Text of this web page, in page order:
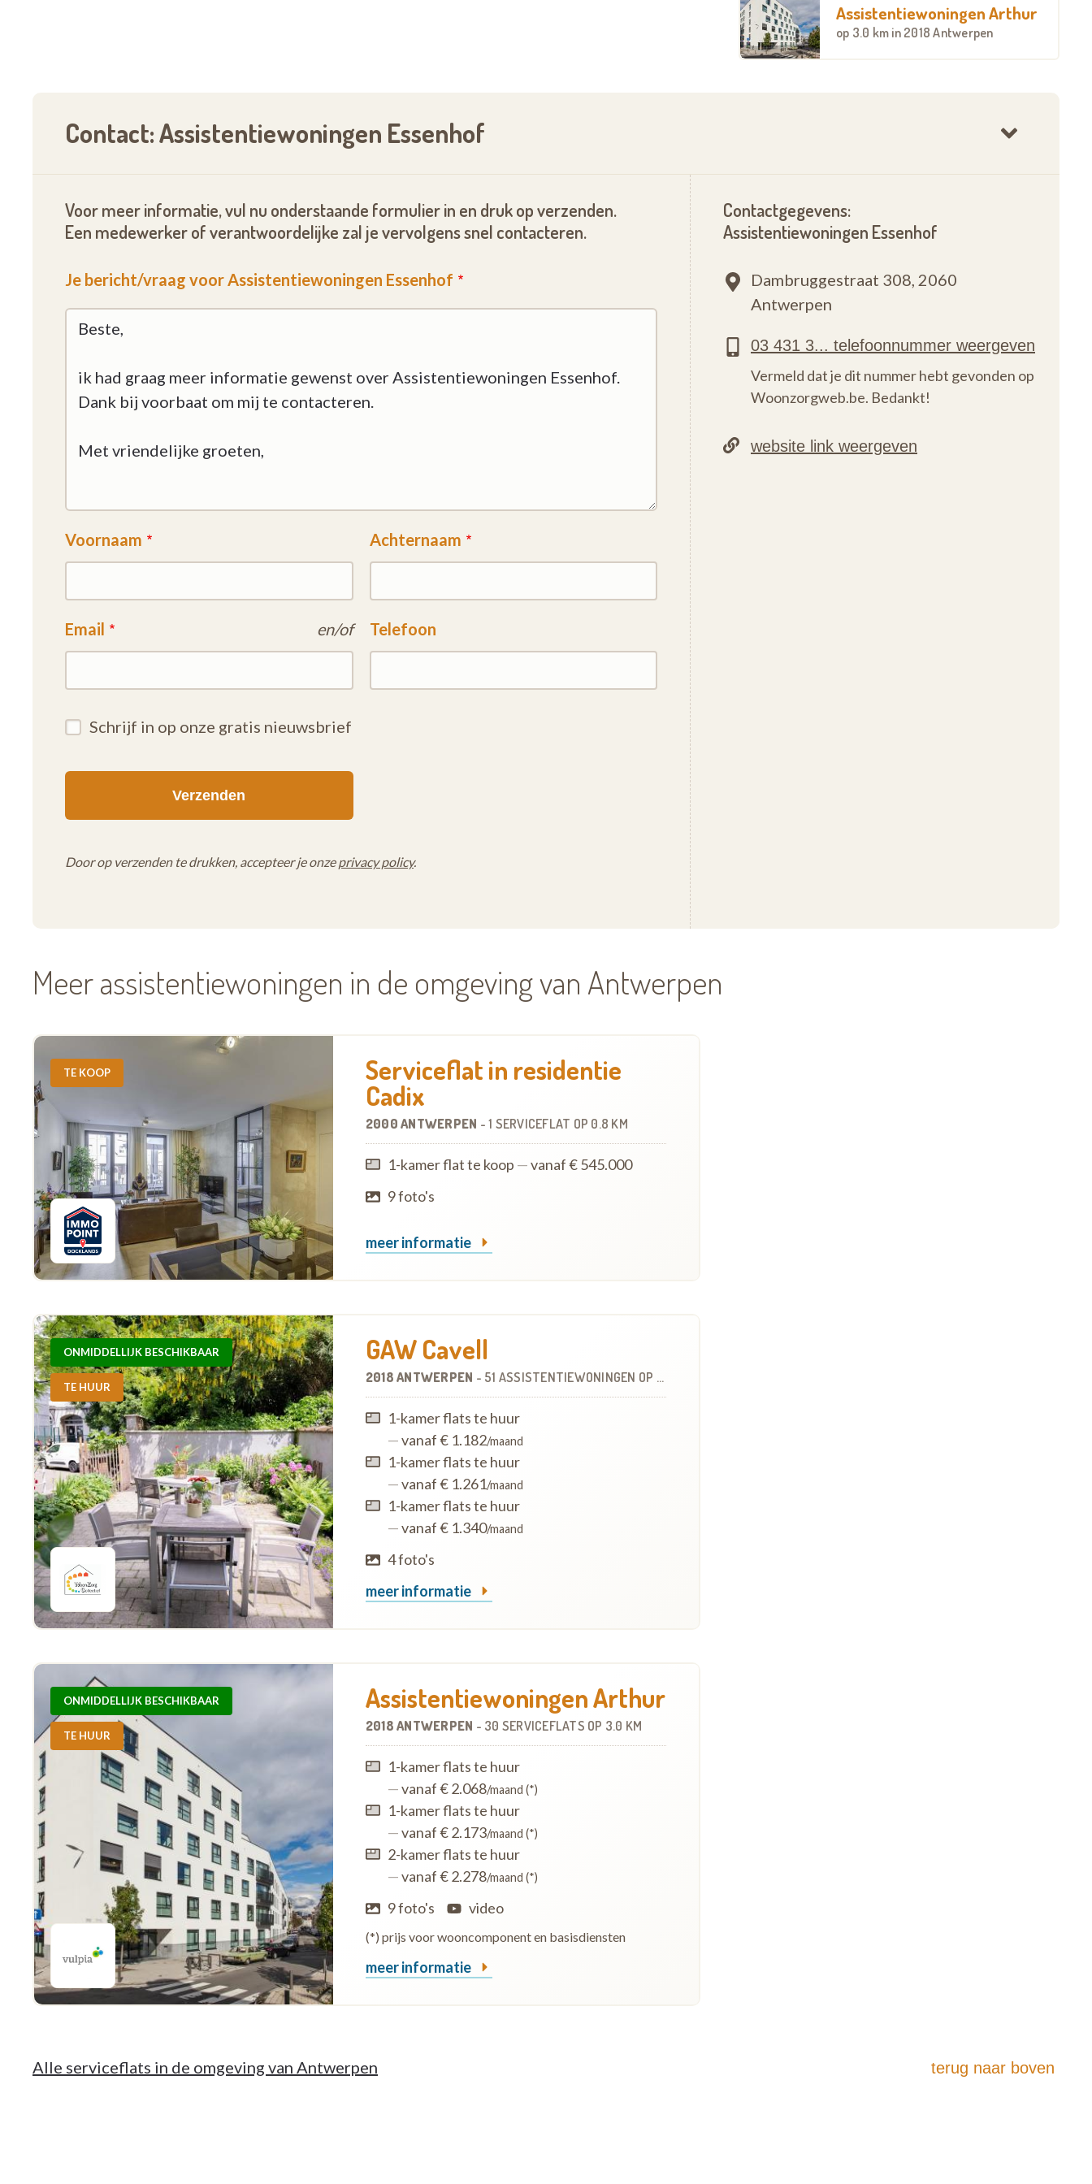
Assistentiewoningen Arthur
op 3.0 km in 2018 Antwerpen
Contact: Assistentiewoningen Essenhof
Voor meer informatie, vul nu onderstaande formulier in en druk op verzenden.
Een medewerker of verantwoordelijke zal je vervolgens snel contacteren.
Je bericht/vraag voor Assistentiewoningen Essenhof
Voornaam Achternaam
Email en/of Telefoon
Schrijf in op onze gratis nieuwsbrief
Door op verzenden te drukken, accepteer je onzeprivacy policy.
Contactgegevens:
Assistentiewoningen Essenhof
Dambruggestraat 308, 2060
Antwerpen
Vermeld dat je dit nummer hebt gevonden op
Woonzorgweb.be. Bedankt!
Meer assistentiewoningen in de omgeving van Antwerpen
TE KOOP Serviceflat in residentie
Cadix
2000 ANTWERPEN -1 SERVICEFLAT OP 0.8 KM
1-kamer flat te koop —vanaf € 545.000
9 foto's
meer informatie
ONMIDDELLIJK BESCHIKBAAR
TE HUUR
GAW Cavell
2018 ANTWERPEN - 51 ASSISTENTIEWONINGEN OP 2.7 KM
1-kamer flats te huur
—vanaf € 1.182/maand
1-kamer flats te huur
—vanaf € 1.261/maand
1-kamer flats te huur
—vanaf € 1.340/maand
4 foto's
meer informatie
ONMIDDELLIJK BESCHIKBAAR
TE HUUR
Assistentiewoningen Arthur
2018 ANTWERPEN - 30 SERVICEFLATS OP 3.0 KM
1-kamer flats te huur
—vanaf € 2.068/maand (*)
1-kamer flats te huur
—vanaf € 2.173/maand (*)
2-kamer flats te huur
—vanaf € 2.278/maand (*)
9 foto's video
(*) prijs voor wooncomponent en basisdiensten
meer informatie
Alle serviceflats in de omgeving van Antwerpen terug naar boven